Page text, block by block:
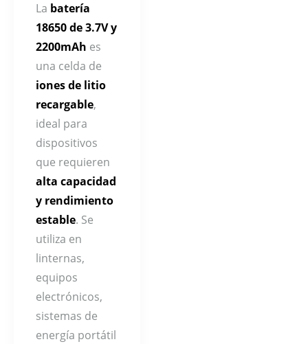
La batería
18650 de 3.7V y
2200mAh es
una celda de
iones de litio
recargable,
ideal para
dispositivos
que requieren
alta capacidad
y rendimiento
estable. Se
utiliza en
linternas,
equipos
electrónicos,
sistemas de
energía portátil